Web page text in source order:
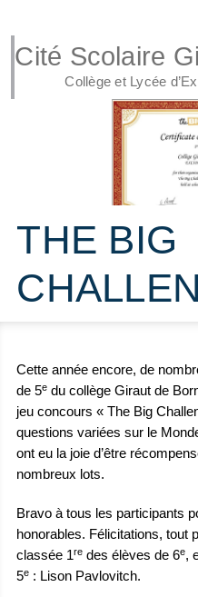
Cité Scolaire
Collège et Lycée
THE BIG
Cette année encore, de
de 5e du collège Giraut de
jeu concours « The Big
questions variées sur le
ont eu la joie d’être
nombreux lots.
Bravo à tous les participants
honorables. Félicitations, tout
classée 1re des élèves de 6e,
5e : Lison Pavlovitch.